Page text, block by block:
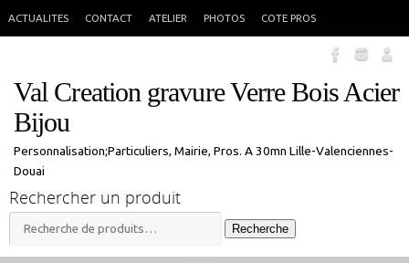
seront traitées à mon retour.
ACTUALITES CONTACT ATELIER PHOTOS COTE PROS
Val Creation gravure Verre Bois Acier
Bijou
Personnalisation;Particuliers, Mairie, Pros. A 30mn Lille-Valenciennes-
Douai
Rechercher un produit
Recherche
pour :
Recherche